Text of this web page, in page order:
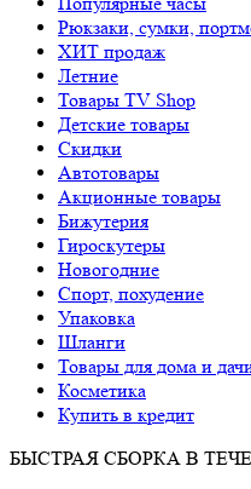
Рюкзаки, сумки,
ХИТ продаж
Летние
Товары TV Shop
Детские товары
Cкидки
Автотовары
Акционные товары
Бижутерия
Гироскутеры
Новогодние
Спорт, похудение
Упаковка
Шланги
Товары для дома и
Косметика
Купить в кредит
БЫСТРАЯ СБОРКА В